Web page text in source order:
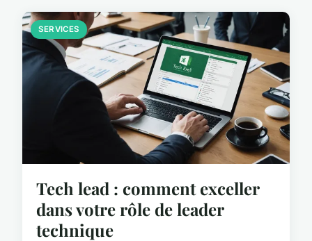
SERVICES
Tech lead : comment exceller
dans votre rôle de leader
technique